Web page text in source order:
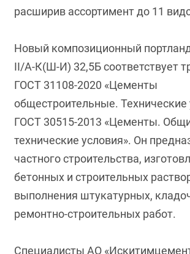
расширив ассортимент до 11
Новый композиционный
II/А-К(Ш-И) 32,5Б соответствует
ГОСТ 31108-2020 «Цементы
общестроительные. Технические
ГОСТ 30515-2013 «Цементы.
технические условия». Он
частного строительства,
бетонных и строительных
выполнения штукатурных,
ремонтно-строительных работ.
Специалисты АО